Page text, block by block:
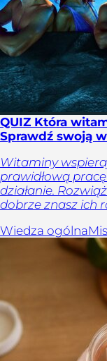
QUIZ Która
Sprawdź swoją
Witaminy
prawidłową
działanie.
dobrze znasz ich
Wiedza ogólna